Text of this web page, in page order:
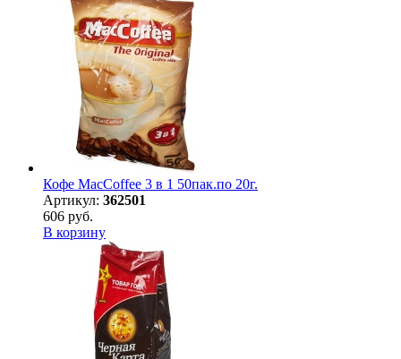
Кофе MacCoffee 3 в 1 50пак.по 20г.
Артикул: 362501
606 руб.
В корзину